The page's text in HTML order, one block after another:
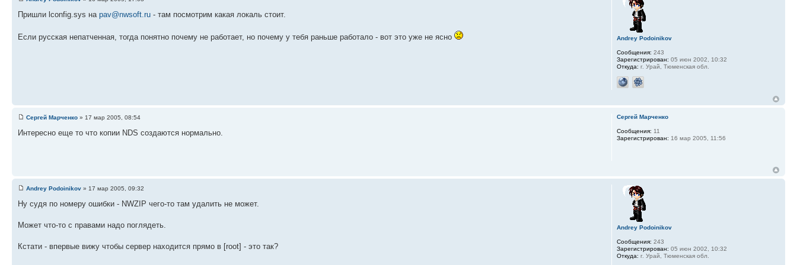
Пришли lconfig.sys на pav@nwsoft.ru - там посмотрим какая локаль стоит.
Если русская непатченная, тогда понятно почему не работает, но почему у тебя раньше работало - вот это уже не ясно Andrey Podoinikov
Сообщения: 243
Зарегистрирован: 05 июн 2002, 10:32
Откуда: г. Урай, Тюменская обл.
Сергей Марченко » 17 мар 2005, 08:54
Интересно еще то что копии NDS создаются нормально.
Сергей Марченко
Сообщения: 11
Зарегистрирован: 16 мар 2005, 11:56
Andrey Podoinikov » 17 мар 2005, 09:32
Ну судя по номеру ошибки - NWZIP чего-то там удалить не может.
Может что-то с правами надо поглядеть.
Кстати - впервые вижу чтобы сервер находится прямо в [root] - это так?
Andrey Podoinikov
Сообщения: 243
Зарегистрирован: 05 июн 2002, 10:32
Откуда: г. Урай, Тюменская обл.